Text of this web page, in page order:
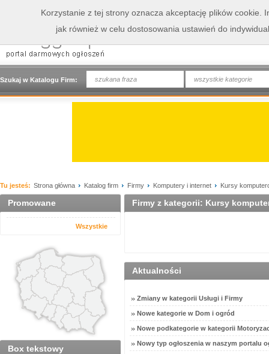
Szukaj w Katalogu Firm: wszystkie kategorie
Tu jesteś: Strona główna Katalog firm Firmy Komputery i internet Kursy
Promowane
Wszystkie
Box tekstowy
Firmy z kategorii: Kursy
Aktualności
Zmiany w kategorii Usługi i Firmy
Nowe kategorie w Dom i ogród
Nowe podkategorie w kategorii
Nowy typ ogłoszenia w naszym portalu
Korzystanie z tej strony oznacza akceptację plików cookie.
jak również w celu dostosowania ustawień do